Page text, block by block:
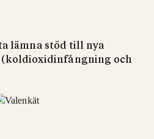
lämna stöd till nya
(koldioxidinfångning och